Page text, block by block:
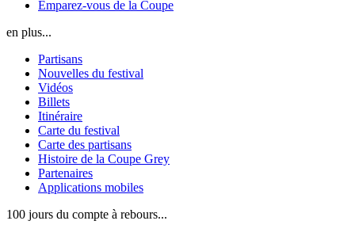
Emparez-vous de la Coupe
en plus...
Partisans
Nouvelles du festival
Vidéos
Billets
Itinéraire
Carte du festival
Carte des partisans
Histoire de la Coupe Grey
Partenaires
Applications mobiles
100 jours du compte à rebours...